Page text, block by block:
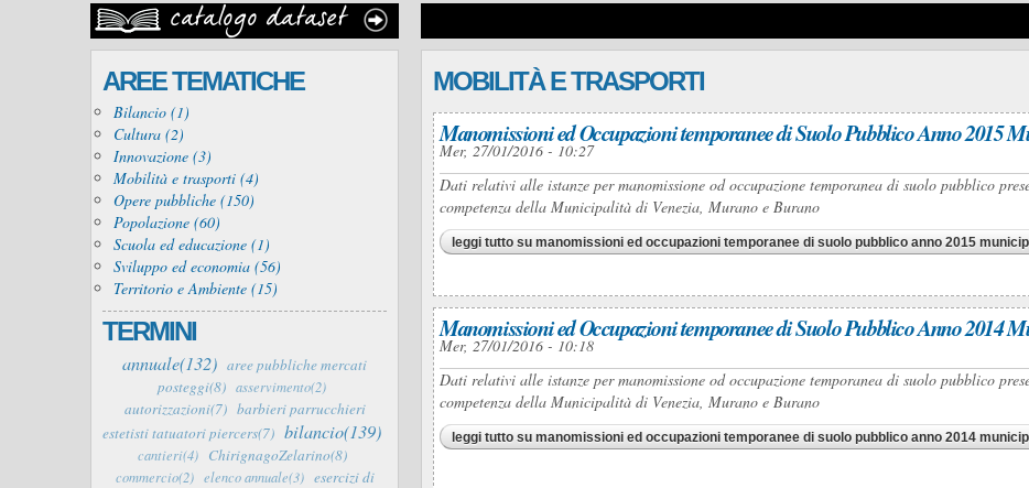
AREE TEMATICHE
Bilancio (1)
Cultura (2)
Innovazione (3)
Mobilità e trasporti (4)
Opere pubbliche (150)
Popolazione (60)
Scuola ed educazione (1)
Sviluppo ed economia (56)
Territorio e Ambiente (15)
TERMINI
annuale(132) aree pubbliche mercati
posteggi(8) asservimento(2)
autorizzazioni(7) barbieri parrucchieri
estetisti tatuatori piercers(7) bilancio(139)
cantieri(4) ChirignagoZelarino(8)
commercio(2) elenco annuale(3) esercizi di
MOBILITÀ E TRASPORTI
Manomissioni ed Occupazioni temporanee di Suolo Pubblico Anno 2015
Mer, 27/01/2016 - 10:27
Dati relativi alle istanze per manomissione od occupazione temporanea di suolo pubblico
competenza della Municipalità di Venezia, Murano e Burano
leggi tutto su manomissioni ed occupazioni temporanee di suolo pubblico anno 2015
Manomissioni ed Occupazioni temporanee di Suolo Pubblico Anno 2014
Mer, 27/01/2016 - 10:18
Dati relativi alle istanze per manomissione od occupazione temporanea di suolo pubblico
competenza della Municipalità di Venezia, Murano e Burano
leggi tutto su manomissioni ed occupazioni temporanee di suolo pubblico anno 2014